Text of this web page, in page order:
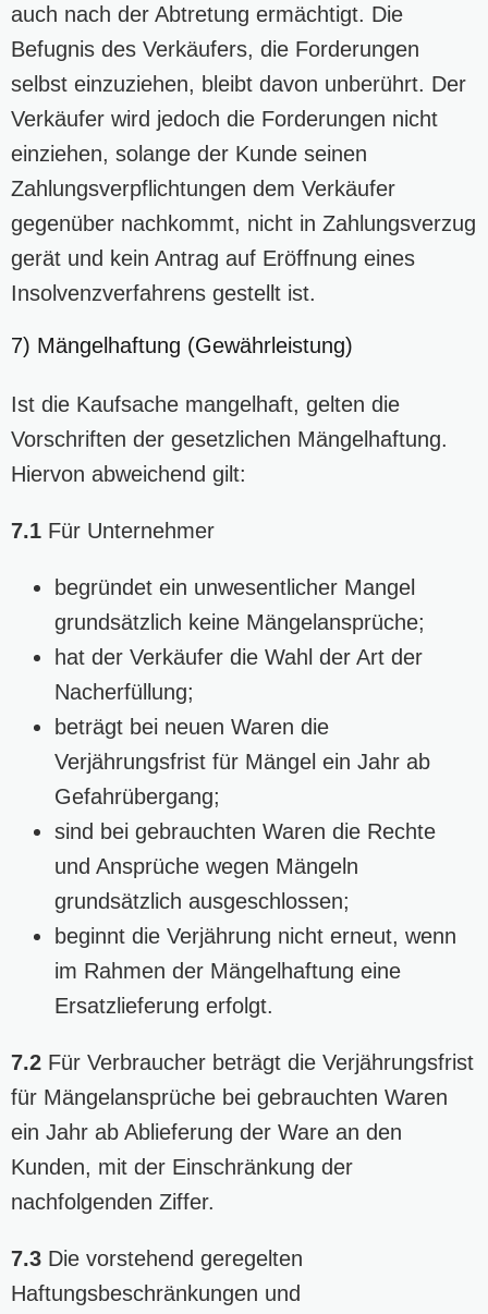
auch nach der Abtretung ermächtigt. Die
Befugnis des Verkäufers, die Forderungen
selbst einzuziehen, bleibt davon unberührt. Der
Verkäufer wird jedoch die Forderungen nicht
einziehen, solange der Kunde seinen
Zahlungsverpflichtungen dem Verkäufer
gegenüber nachkommt, nicht in Zahlungsverzug
gerät und kein Antrag auf Eröffnung eines
Insolvenzverfahrens gestellt ist.
7) Mängelhaftung (Gewährleistung)
Ist die Kaufsache mangelhaft, gelten die
Vorschriften der gesetzlichen Mängelhaftung.
Hiervon abweichend gilt:
7.1 Für Unternehmer
begründet ein unwesentlicher Mangel
grundsätzlich keine Mängelansprüche;
hat der Verkäufer die Wahl der Art der
Nacherfüllung;
beträgt bei neuen Waren die
Verjährungsfrist für Mängel ein Jahr ab
Gefahrübergang;
sind bei gebrauchten Waren die Rechte
und Ansprüche wegen Mängeln
grundsätzlich ausgeschlossen;
beginnt die Verjährung nicht erneut, wenn
im Rahmen der Mängelhaftung eine
Ersatzlieferung erfolgt.
7.2 Für Verbraucher beträgt die Verjährungsfrist
für Mängelansprüche bei gebrauchten Waren
ein Jahr ab Ablieferung der Ware an den
Kunden, mit der Einschränkung der
nachfolgenden Ziffer.
7.3 Die vorstehend geregelten
Haftungsbeschränkungen und